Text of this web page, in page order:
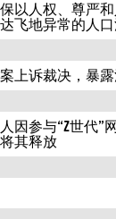
以人权、尊严
飞地异常的人口
上诉裁决，暴
因参与“Z世代”
其释放